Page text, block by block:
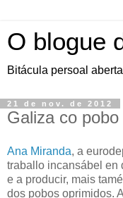
O blogue
Bitácula persoal
21 de nov. de 2012
Galiza co
Ana Miranda, a
traballo incansábel en
e a producir, mais
dos pobos oprimidos.